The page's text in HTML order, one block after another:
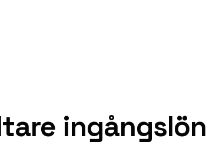
ingångslön